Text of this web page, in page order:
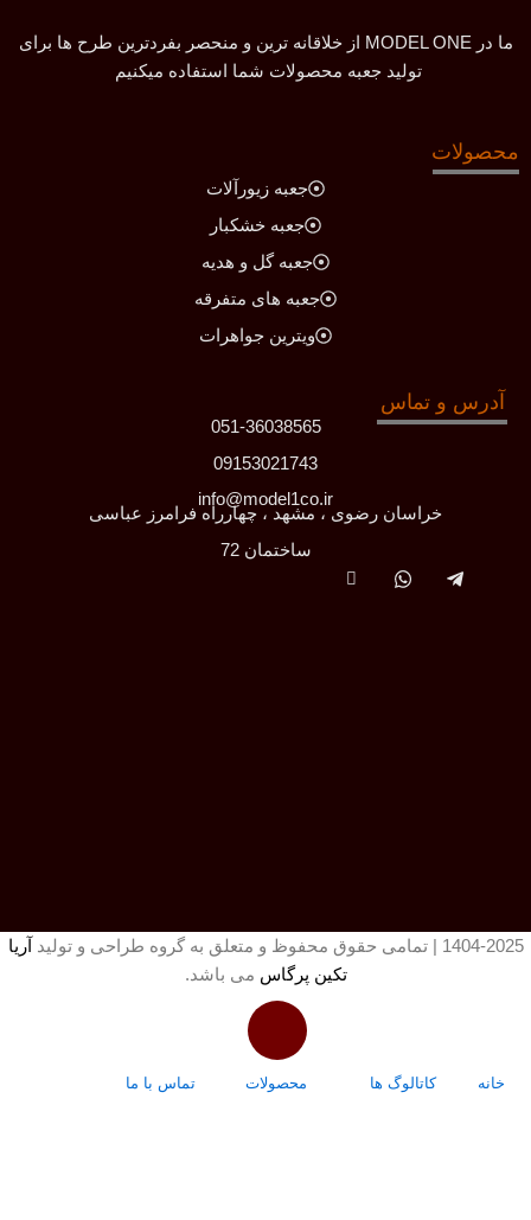
ما در MODEL ONE از خلاقانه ترین و منحصر بفردترین طرح ها برای
تولید جعبه محصولات شما استفاده میکنیم
محصولات
جعبه زیورآلات
جعبه خشکبار
جعبه گل و هدیه
جعبه های متفرقه
ویترین جواهرات
آدرس و تماس
051-36038565
09153021743
info@model1co.ir
خراسان رضوی ، مشهد ، چهارراه فرامرز عباسی
ساختمان 72
1404-2025 | تمامی حقوق محفوظ و متعلق به گروه طراحی و تولید
آریا
تکین پرگاس می باشد.
خانه کاتالوگ ها محصولات تماس با ما